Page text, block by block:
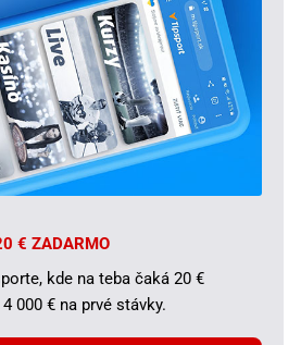
€ ZADARMO
kde na teba čaká 20 €
000 € na prvé stávky.